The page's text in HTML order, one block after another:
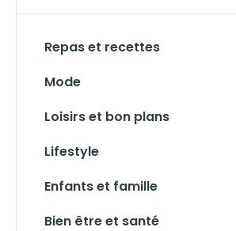
Repas et recettes
Mode
Loisirs et bon plans
Lifestyle
Enfants et famille
Bien être et santé